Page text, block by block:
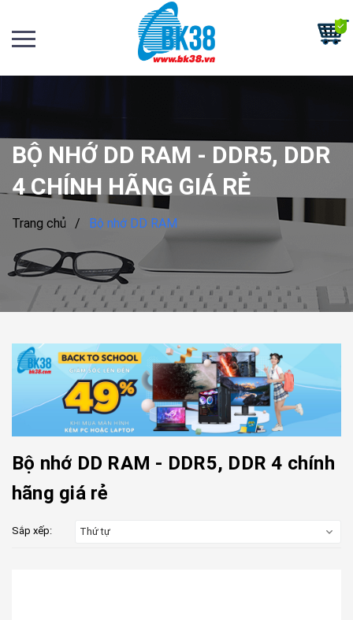
BỘ NHỚ DD RAM - DDR5, DDR
4 CHÍNH HÃNG GIÁ RẺ
Trang chủ / Bộ nhớ DD RAM
Bộ nhớ DD RAM - DDR5, DDR 4 chính
hãng giá rẻ
Sắp xếp: Thứ tự